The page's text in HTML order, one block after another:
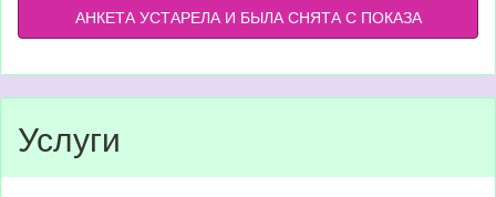
АНКЕТА УСТАРЕЛА И БЫЛА СНЯТА С ПОКАЗА
Услуги